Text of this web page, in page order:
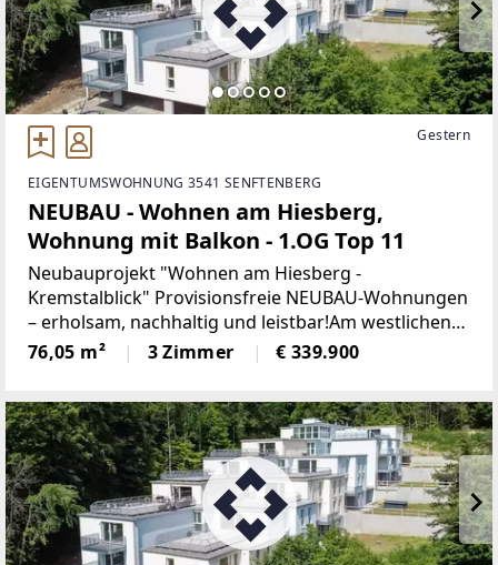
Gestern
EIGENTUMSWOHNUNG 3541 SENFTENBERG
NEUBAU - Wohnen am Hiesberg,
Wohnung mit Balkon - 1.OG Top 11
Neubauprojekt "Wohnen am Hiesberg -
Kremstalblick" Provisionsfreie NEUBAU-Wohnungen
– erholsam, nachhaltig und leistbar!Am westlichen
Ortsende der idyllischen Marktgemeinde
Senftenberg - umrandet von grünen Hügeln und
76,05 m² 3 Zimmer € 339.900